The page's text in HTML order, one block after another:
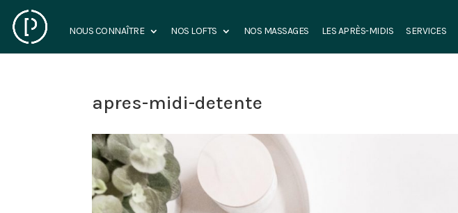
NOUS CONNAÎTRE NOS LOFTS NOS MASSAGES LES APRÈS-MIDIS SERVICES
apres-midi-detente